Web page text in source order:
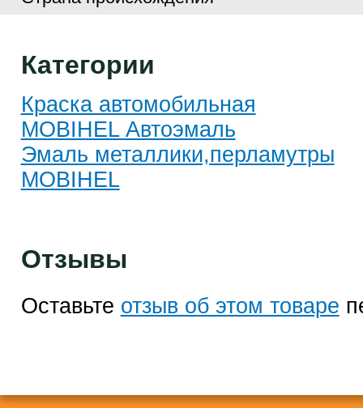
Категории
Краска автомобильная
MOBIHEL Автоэмаль
Эмаль металлики,перламутры
MOBIHEL
Отзывы
Оставьте отзыв об этом товаре